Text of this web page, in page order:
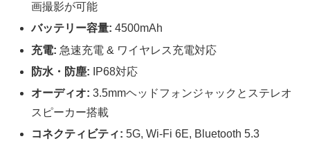
画撮影が可能
バッテリー容量: 4500mAh
充電: 急速充電 & ワイヤレス充電対応
防水・防塵: IP68対応
オーディオ: 3.5mmヘッドフォンジャックとステレオ
スピーカー搭載
コネクティビティ: 5G, Wi-Fi 6E, Bluetooth 5.3